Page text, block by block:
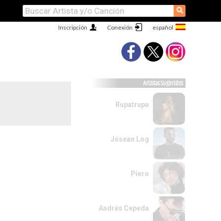
⚲
Conexión
Inscripción
Artistas Sugeridos
Rupatrupa
Jósean Log
Piero
Andrés Cepeda